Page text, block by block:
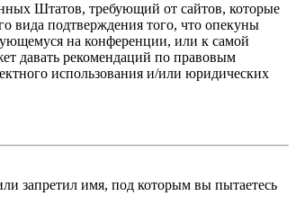
Штатов, требующий от сайтов, которые
вида подтверждения того, что опекуны
на конференции, или к самой
давать рекомендаций по правовым
использования и/или юридических
запретил имя, под которым вы пытаетесь